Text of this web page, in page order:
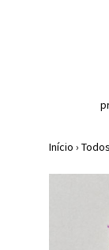
Início ›